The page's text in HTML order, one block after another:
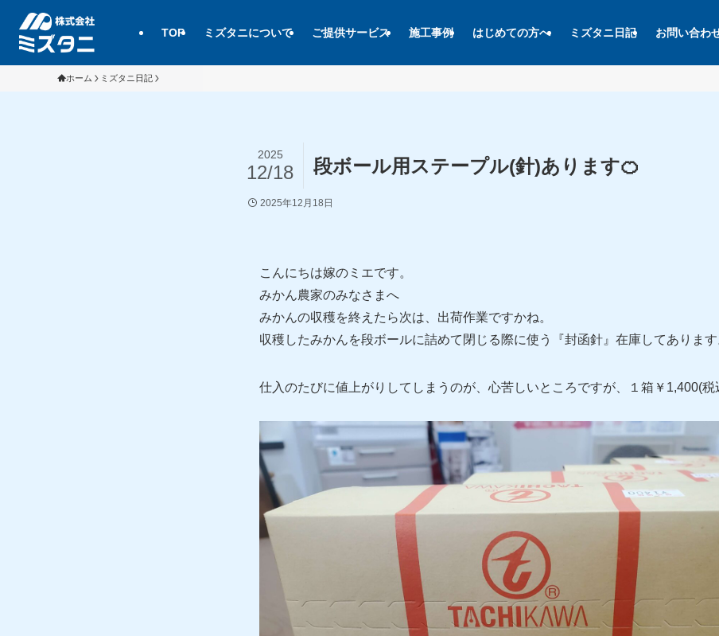
TOP ミズタニについて ご提供サービス 施工事例 はじめての方へ ミズタニ日記 お問い合わ
ホーム ミズタニ日記
段ボール用ステープル(針)あります🍊
2025
12/18
2025年12月18日
こんにちは嫁のミエです。
みかん農家のみなさまへ
みかんの収穫を終えたら次は、出荷作業ですかね。
収穫したみかんを段ボールに詰めて閉じる際に使う『封函針』在庫してあります
仕入のたびに値上がりしてしまうのが、心苦しいところですが、１箱￥1,400(税